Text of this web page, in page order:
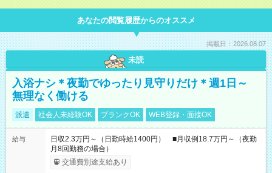
あなたの閲覧履歴からのオススメ
掲載日：2026.08.07
未読
入浴ナシ＊夜勤でゆったり見守りだけ＊週1日～
無理なく働ける
派遣 社会人未経験OK ブランクOK WEB登録・面接OK
給与
日収2.3万円～（日勤時給1400円） ■月収例18.7万円～（夜勤
月8回勤務の場合）
交通費別途支給あり